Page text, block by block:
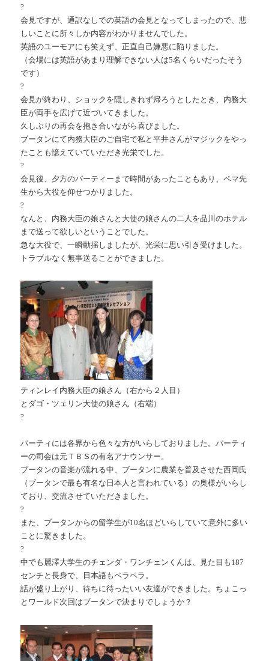
?
会見ですが、通訳なしでの英語の会見となってしまったので、悲
しいことに所々しか内容がわかりませんでした。
英語のユーモアにも笑えず、正直自己嫌悪に陥りました。
（会場には英語があまり理解できない人は5名くらいだったそう
です）
?
会見が終わり、ショックを隠しきれず帰ろうとしたとき、内務大
臣が両手を広げて近づいてきました。
久しぶりの再会を抱き合いながら喜びました。
ブータンにて内務大臣のご自宅で私と平井さんがマジックをやっ
たことも憶えていていただき光栄でした。
?
会見後、夕方のパーティーまで時間があったこともあり、ペマ先
生から大役を仰せつかりました。
?
なんと、内務大臣の娘さんと大使の娘さんの二人を品川のホテル
まで送って欲しいということでした。
急な大役で、一瞬動揺しましたが、光栄に思い引き受けました。
トラブルなく無事送ることができました。
ティンレイ内務大臣の娘さん（右から２人目）
とダゴ・ツェリン大使の娘さん（右端）
?
パーティには各界から色々な方がいらしておりました。パーティ
ーの司会は元ＴＢＳの有名アナウンサー。
ブータンの音楽が流れる中、ブータンに農業を普及させた西岡氏
（ブータンで最も有名な日本人と言われている）の奥様がいらし
ており、交流させていただきました。
?
また、ブータンからの留学生が10名ほどいらしていて意外に多い
ことに驚きました。
?
中でも麗澤大学生のチェンダ・ワンチェンくんは、見た目も187
センチと長身で、日本語もペラペラ。
話が盛り上がり、待ちに待ったいい友達ができました。ちょこっ
とワールド次回はブータンで決まりでしょうか？